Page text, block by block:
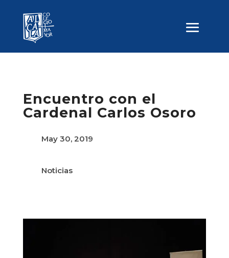
Encuentro con el
Cardenal Carlos Osoro
May 30, 2019
Noticias